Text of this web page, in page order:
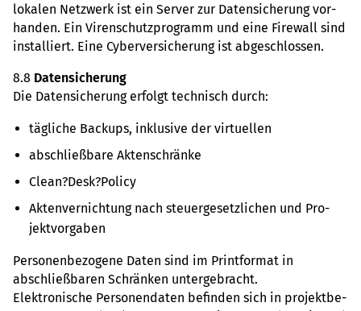
loka­len Netz­werk ist ein Server zur Daten­si­che­rung vor­
han­den. Ein Viren­schutz­pro­gramm und eine Fire­wall sind
instal­liert. Eine Cyber­ver­si­che­rung ist abge­schlos­sen.
8.8 Daten­si­che­rung
Die Daten­si­che­rung erfolgt tech­nisch durch:
täg­li­che Back­ups, inklu­sive der vir­tu­el­len
abschließ­bare Akten­schränke
Clean?Desk?Policy
Akten­ver­nich­tung nach steu­er­ge­setz­li­chen und Pro­
jekt­vor­ga­ben
Per­so­nen­be­zo­gene Daten sind im Print­for­mat in
abschließ­ba­ren Schrän­ken unter­ge­bracht.
Elek­tro­ni­sche Per­so­nen­da­ten befin­den sich in pro­jekt­be­